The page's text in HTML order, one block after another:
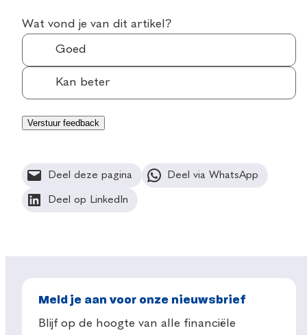
Wat vond je van dit artikel?
Goed
Kan beter
Deel deze pagina Deel via WhatsApp
Deel op LinkedIn
Meld je aan voor onze nieuwsbrief
Blijf op de hoogte van alle financiële